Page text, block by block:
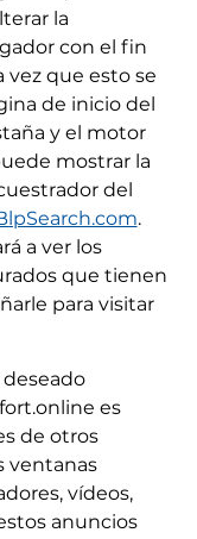
la
con el fin
vez que esto se
de inicio del
y el motor
mostrar la
del
.
a ver los
que tienen
para visitar
es
de otros
ventanas
vídeos,
anuncios